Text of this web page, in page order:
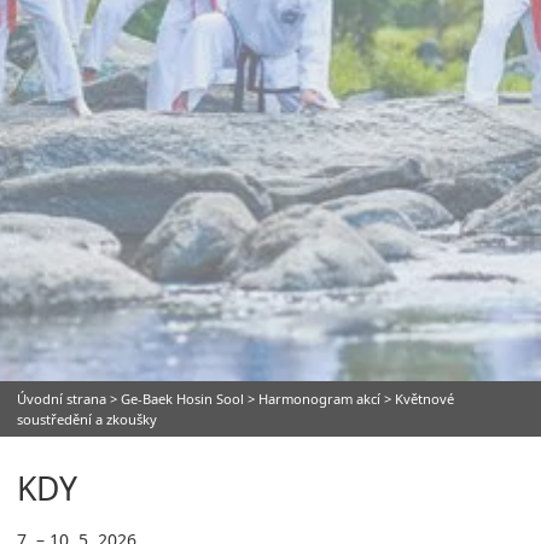
Úvodní strana > Ge-Baek Hosin Sool > Harmonogram akcí > Květnové
soustředění a zkoušky
KDY